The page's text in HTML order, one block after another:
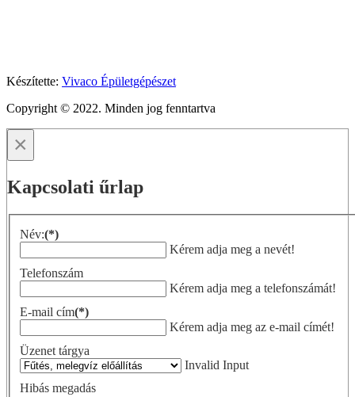
Készítette: Vivaco Épületgépészet
Copyright © 2022. Minden jog fenntartva
×
Kapcsolati űrlap
Név:(*)
Kérem adja meg a nevét!
Telefonszám
Kérem adja meg a telefonszámát!
E-mail cím(*)
Kérem adja meg az e-mail címét!
Üzenet tárgya
Invalid Input
Hibás megadás